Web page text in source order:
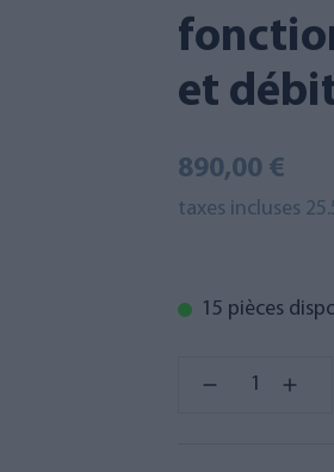
et
890,00 €
taxes incluses
15 pièces